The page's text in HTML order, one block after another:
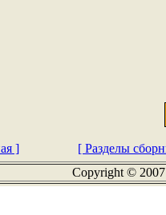
]
[ Разделы
Copyright ©